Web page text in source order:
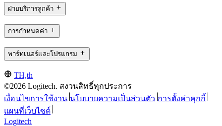
ฝ่ายบริการลูกค้า
การกำหนดค่า
พาร์ทเนอร์และโปรแกรม
TH,th
©2026 Logitech. สงวนสิทธิ์ทุกประการ
เงื่อนไขการใช้งาน นโยบายความเป็นส่วนตัว การตั้งค่าคุกกี้
แผนที่เว็บไซต์
Logitech